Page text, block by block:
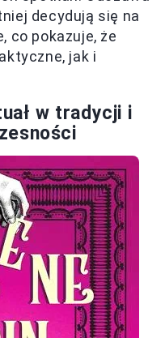
decydują się na
co pokazuje, że
jak i
w tradycji i